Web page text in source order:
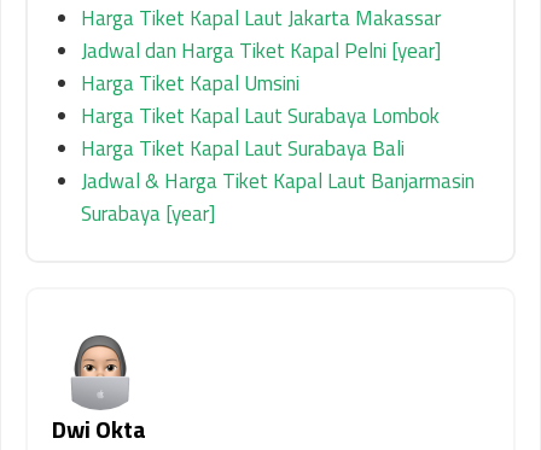
Harga Tiket Kapal Laut Jakarta Makassar
Jadwal dan Harga Tiket Kapal Pelni [year]
Harga Tiket Kapal Umsini
Harga Tiket Kapal Laut Surabaya Lombok
Harga Tiket Kapal Laut Surabaya Bali
Jadwal & Harga Tiket Kapal Laut Banjarmasin
Surabaya [year]
Dwi Okta